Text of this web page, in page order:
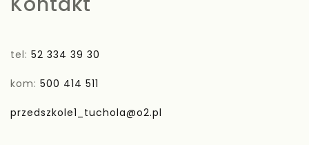
tel: 52 334 39 30
kom: 500 414 511
przedszkole1_tuchola@o2.pl